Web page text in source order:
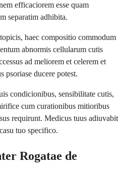
efficaciorem esse quam
separatim adhibita.
haec compositio commodum
abnormis cellularum cutis
ad meliorem et celerem et
psoriase ducere potest.
condicionibus, sensibilitate cutis,
cum curationibus mitioribus
requirunt. Medicus tuus adiuvabit
tuo specifico.
Rogatae de